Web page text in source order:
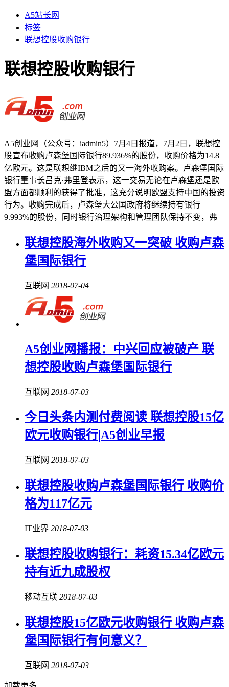
A5站长网
标签
联想控股收购银行
联想控股收购银行
A5创业网（公众号：iadmin5）7月4日报道，7月2日，联想控
股宣布收购卢森堡国际银行89.936%的股份，收购价格为14.8
亿欧元。这是联想继IBM之后的又一海外收购案。卢森堡国际
银行董事长吕克·弗里登表示，这一交易无论在卢森堡还是欧
盟方面都顺利的获得了批准，这充分说明欧盟支持中国的投资
行为。收购完成后，卢森堡大公国政府将继续持有银行
9.993%的股份，同时银行治理架构和管理团队保持不变，弗
联想控股海外收购又一突破 收购卢森
堡国际银行
互联网 2018-07-04
A5创业网播报：中兴回应被破产 联
想控股收购卢森堡国际银行
互联网 2018-07-03
今日头条内测付费阅读 联想控股15亿
欧元收购银行|A5创业早报
互联网 2018-07-03
联想控股收购卢森堡国际银行 收购价
格为117亿元
IT业界 2018-07-03
联想控股收购银行：耗资15.34亿欧元
持有近九成股权
移动互联 2018-07-03
联想控股15亿欧元收购银行 收购卢森
堡国际银行有何意义？
互联网 2018-07-03